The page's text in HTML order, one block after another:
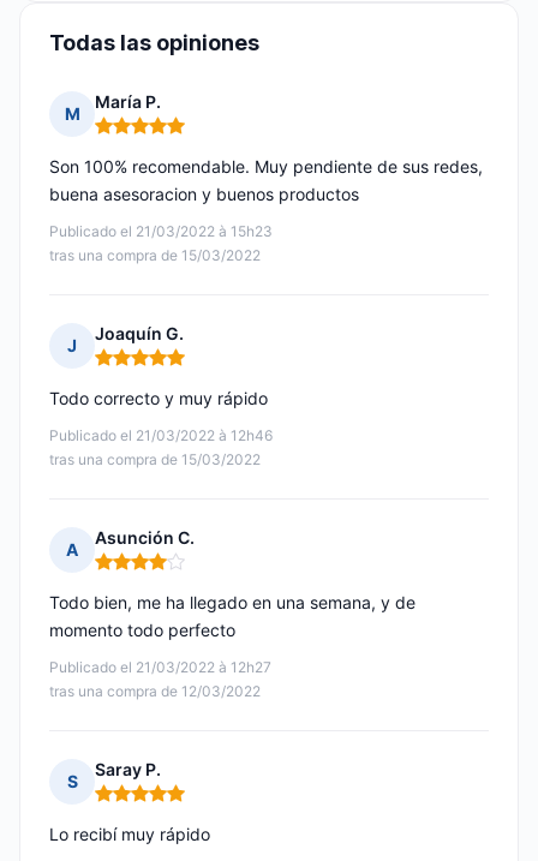
Todas las opiniones
M
María P.
Nota: 5 de 5
Publicado el 21/03/2022 à 15h23
tras una compra de 15/03/2022
Son 100% recomendable. Muy pendiente de sus redes,
buena asesoracion y buenos productos
J
Joaquín G.
Nota: 5 de 5
Publicado el 21/03/2022 à 12h46
tras una compra de 15/03/2022
Todo correcto y muy rápido
A
Asunción C.
Nota: 4 de 5
Publicado el 21/03/2022 à 12h27
tras una compra de 12/03/2022
Todo bien, me ha llegado en una semana, y de
momento todo perfecto
S
Saray P.
Nota: 5 de 5
Lo recibí muy rápido